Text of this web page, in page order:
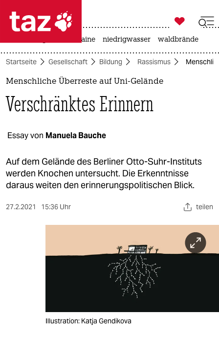
 taz zahl ich
taz zahl ich
politik
öko
gesellschaft
kultur
veranstaltungen

taz zahl ich
krieg in der ukraine niedrigwasser waldbrände
Startseite Gesellschaft Bildung Rassismus
Menschliche Überreste auf Uni-Gelände
Verschränktes Erinnern
Essay von Manuela Bauche
Auf dem Gelände des Berliner Otto-Suhr-Instituts
werden Knochen untersucht. Die Erkenntnisse
daraus weiten den erinnerungspolitischen Blick.
27.2.2021 15:36 Uhr teilen
Illustration: Katja Gendikova